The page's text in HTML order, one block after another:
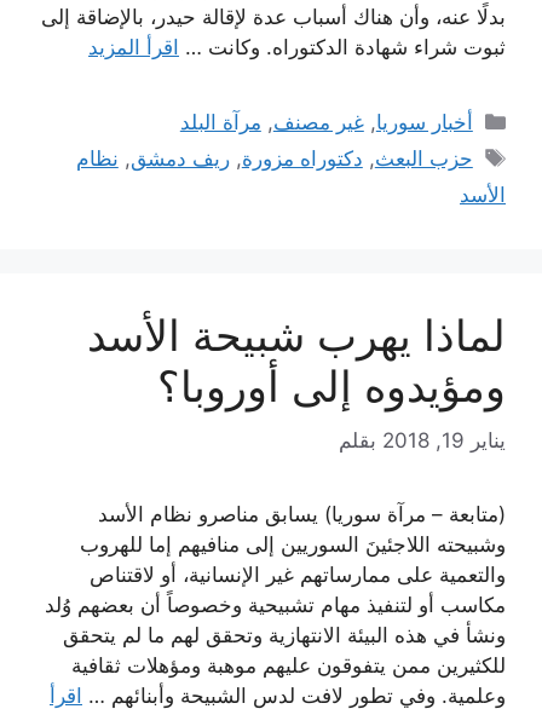
بدلًا عنه، وأن هناك أسباب عدة لإقالة حيدر، بالإضاقة إلى
ثبوت شراء شهادة الدكتوراه. وكانت … اقرأ المزيد
التصنيفات
أخبار سوريا,غير مصنف, مرآة البلد
الوسوم
حزب البعث, دكتوراه مزورة,ريف دمشق, نظام
الأسد
لماذا يهرب شبيحة الأسد
ومؤيدوه إلى أوروبا؟
يناير 19, 2018 بقلم
(متابعة – مرآة سوريا) يسابق مناصرو نظام الأسد
وشبيحته اللاجئينَ السوريين إلى منافيهم إما للهروب
والتعمية على ممارساتهم غير الإنسانية، أو لاقتناص
مكاسب أو لتنفيذ مهام تشبيحية وخصوصاً أن بعضهم وُلد
ونشأ في هذه البيئة الانتهازية وتحقق لهم ما لم يتحقق
للكثيرين ممن يتفوقون عليهم موهبة ومؤهلات ثقافية
وعلمية. وفي تطور لافت لدس الشبيحة وأبنائهم … اقرأ